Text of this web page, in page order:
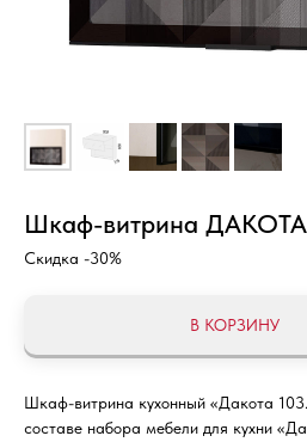
Шкаф-витрина ДАКОТА
Скидка -30%
В КОРЗИНУ
Шкаф-витрина кухонный «Дакота
составе набора мебели для кухни